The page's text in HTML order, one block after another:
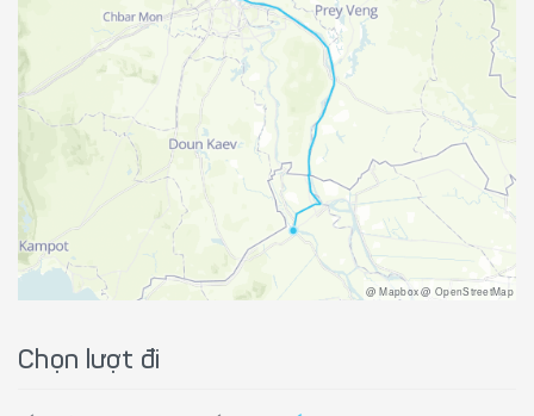
@ Mapbox @ OpenStreetMap
Chọn lượt đi